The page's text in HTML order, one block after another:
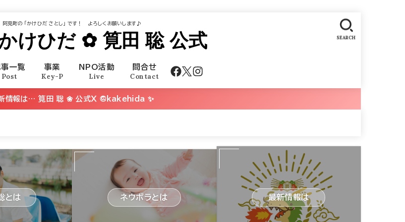
阿見町の ｢かけひだ さとし｣ です！ よろしくお願いします♪
けひだ ✿ 筧田 聡 公式
一覧
Post
事業
Key-P
NPO活動
Live
問合せ
Contact
SEARCH
情報は… 筧田 聡 ❀ 公式Ｘ @kakehida ✨
とは ネウボラとは 最新情報は